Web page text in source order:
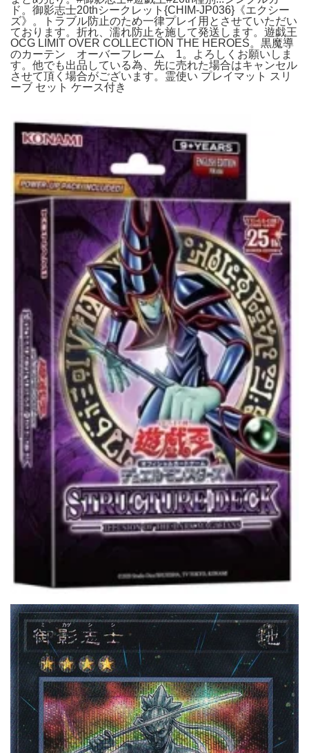
ド。御影志士20thシークレット{CHIM-JP036}《エクシー
ズ》。トラブル防止のため一律プレイ用とさせていただい
ております。折れ、濡れ防止を施して発送します。遊戯王
OCG LIMIT OVER COLLECTION THE HEROES。黒魔導
のカーテン オーバーフレーム 1。よろしくお願いしま
す。他でも出品している為、先に売れた場合はキャンセル
させて頂く場合がございます。霊使い プレイマット スリ
ーブ セット ケース付き